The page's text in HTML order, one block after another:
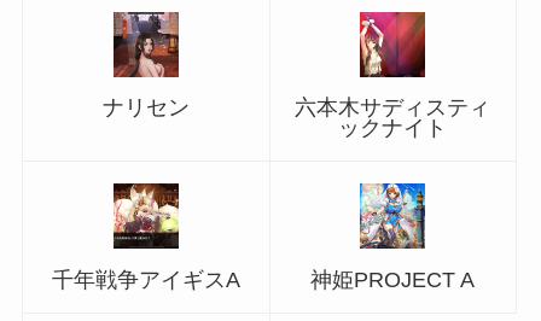
ナリセン
六本木サディスティ
ックナイト
千年戦争アイギスA 神姫PROJECT A